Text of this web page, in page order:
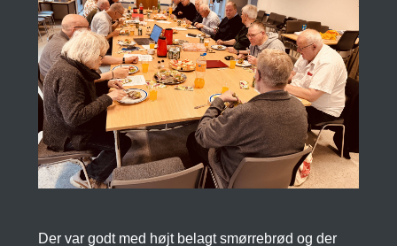
Der var godt med højt belagt smørrebrød og der